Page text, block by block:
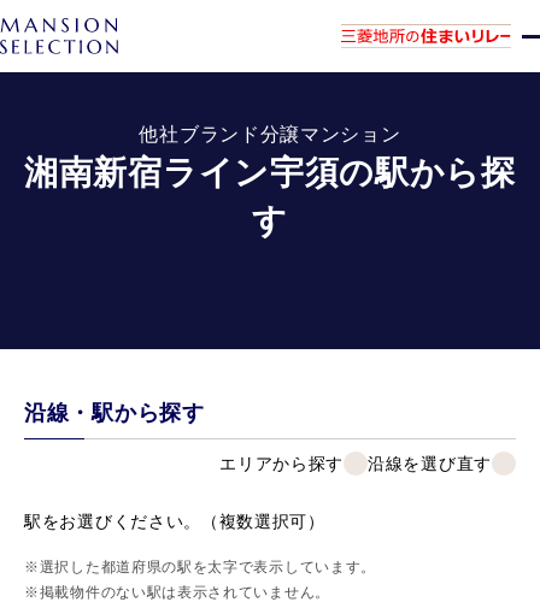
他社ブランド分譲マンション
湘南新宿ライン宇須の駅から探
す
沿線・駅から探す
エリアから探す 沿線を選び直す
駅をお選びください。（複数選択可）
※選択した都道府県の駅を太字で表示しています。
※掲載物件のない駅は表示されていません。